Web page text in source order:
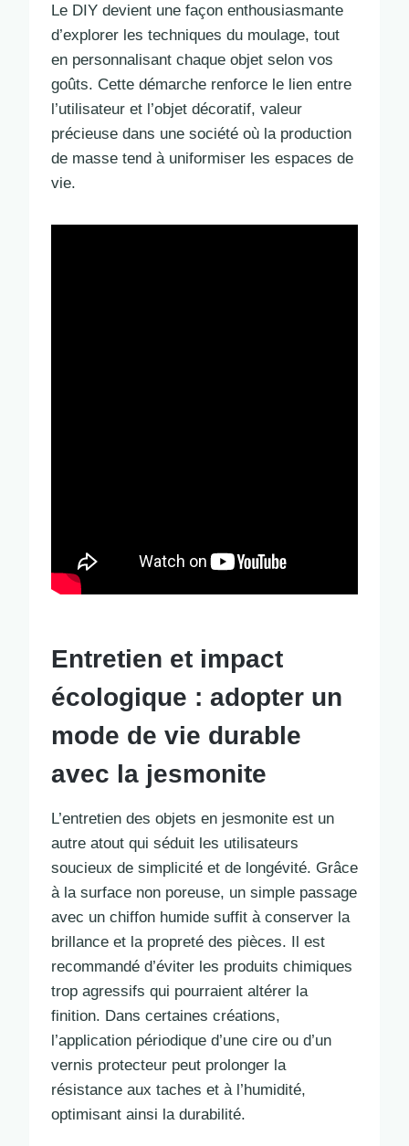
Le DIY devient une façon enthousiasmante
d’explorer les techniques du moulage, tout
en personnalisant chaque objet selon vos
goûts. Cette démarche renforce le lien entre
l’utilisateur et l’objet décoratif, valeur
précieuse dans une société où la production
de masse tend à uniformiser les espaces de
vie.
Entretien et impact
écologique : adopter un
mode de vie durable
avec la jesmonite
L’entretien des objets en jesmonite est un
autre atout qui séduit les utilisateurs
soucieux de simplicité et de longévité. Grâce
à la surface non poreuse, un simple passage
avec un chiffon humide suffit à conserver la
brillance et la propreté des pièces. Il est
recommandé d’éviter les produits chimiques
trop agressifs qui pourraient altérer la
finition. Dans certaines créations,
l’application périodique d’une cire ou d’un
vernis protecteur peut prolonger la
résistance aux taches et à l’humidité,
optimisant ainsi la durabilité.